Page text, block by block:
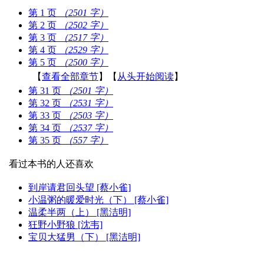
第 1 页
（2501 字）
第 2 页
（2502 字）
第 3 页
（2517 字）
第 4 页
（2529 字）
第 5 页
（2500 字）
【查看全部章节】【 从头开始阅读】
第 31 页
（2501 字）
第 32 页
（2531 字）
第 33 页
（2503 字）
第 34 页
（2537 字）
第 35 页
（557 字）
看过本书的人还喜欢
到岸请君回头望 [蔡小雀]
小温粥的暖爱时光（下） [蔡小雀]
温柔半两（上） [黑洁明]
狂野小野狼 [沈韦]
宝贝大猛男（下） [黑洁明]